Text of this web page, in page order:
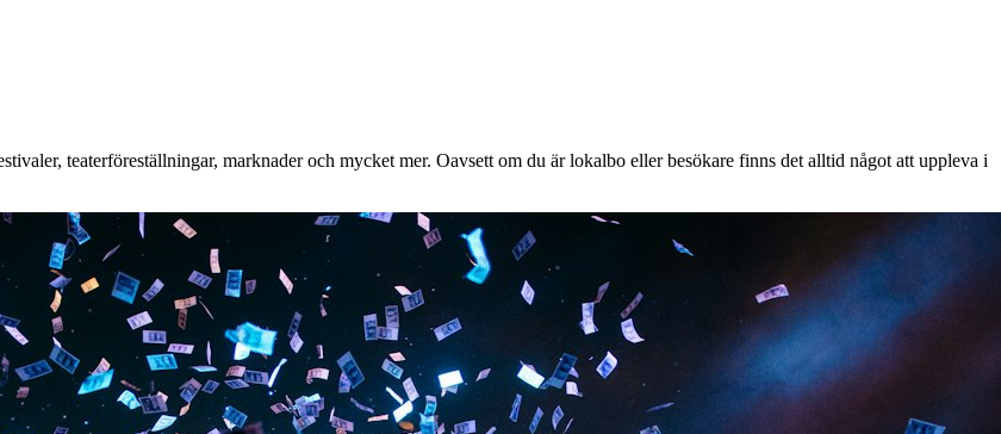
teaterföreställningar, marknader och mycket mer. Oavsett om du är lokalbo eller besökare finns det alltid något att uppleva i